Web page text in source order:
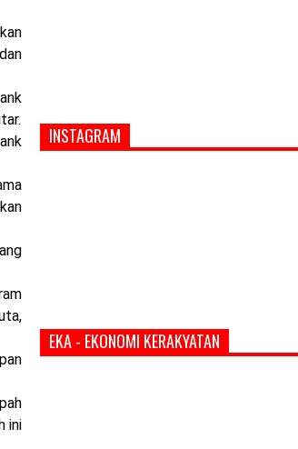
ini
INSTAGRAM
EKA - EKONOMI KERAKYATAN